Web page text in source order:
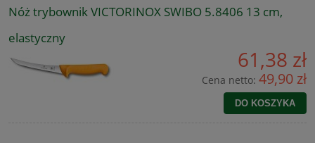
Nóż trybownik VICTORINOX SWIBO 5.8406 13 cm,
elastyczny
61,38 zł
Cena netto: 49,90 zł
DO KOSZYKA